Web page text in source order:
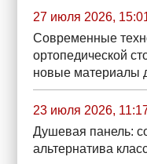
27 июля 2026,
Современные
ортопедической
новые материалы
23 июля 2026,
Душевая панель:
альтернатива